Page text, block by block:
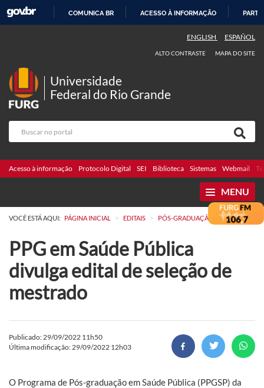
COMUNICA BR ACESSO À INFORMAÇÃO
ENGLISH ESPAÑOL
ALTO CONTRASTE MAPA DO SITE
Universidade
Federal do Rio Grande
Acesso à informação Protocolo Digital SEI Biblioteca Sistemas Webmail
MENU
VOCÊ ESTÁ AQUI: PÁGINA INICIAL > EDITAIS > PÓS-GRADUAÇÃO
PPG em Saúde Pública
divulga edital de seleção de
mestrado
Publicado: 29/09/2022 11h50
Última modificação: 29/09/2022 12h03
O Programa de Pós-graduação em Saúde Pública (PPGSP) da